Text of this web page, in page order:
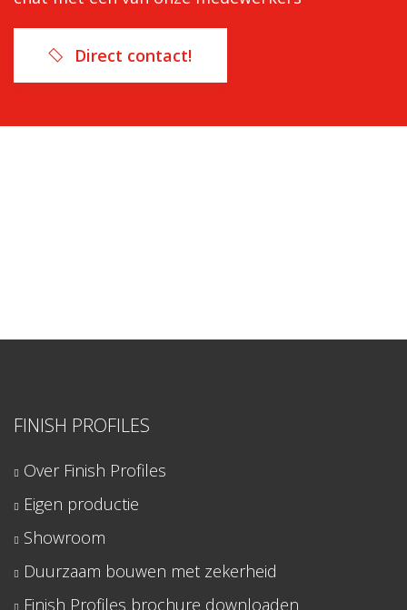
Direct contact!
FINISH PROFILES
Over Finish Profiles
Eigen productie
Showroom
Duurzaam bouwen met zekerheid
Finish Profiles brochure downloaden